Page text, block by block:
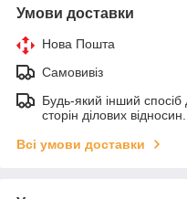
Умови доставки
Нова Пошта
Самовивіз
Будь-який інший
сторін ділових відносин.
Всі умови доставки